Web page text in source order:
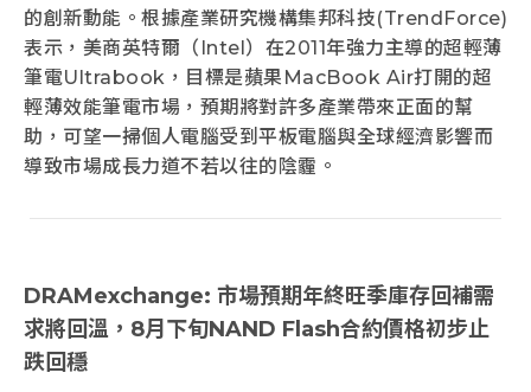
的創新動能。根據產業研究機構集邦科技(TrendForce)
表示，美商英特爾（Intel）在2011年強力主導的超輕薄
筆電Ultrabook，目標是蘋果MacBook Air打開的超
輕薄效能筆電市場，預期將對許多產業帶來正面的幫
助，可望一掃個人電腦受到平板電腦與全球經濟影響而
導致市場成長力道不若以往的陰霾。
DRAMexchange: 市場預期年終旺季庫存回補需
求將回溫，8月下旬NAND Flash合約價格初步止
跌回穩